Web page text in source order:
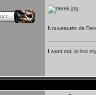
Nouveautés de
I want out, to live